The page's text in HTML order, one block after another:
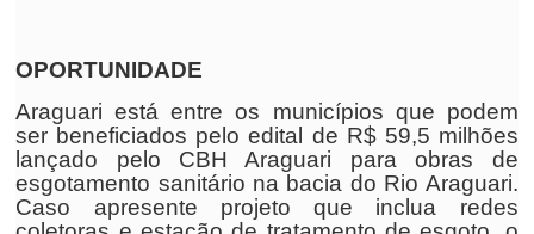
OPORTUNIDADE
Araguari está entre os municípios que podem
ser beneficiados pelo edital de R$ 59,5 milhões
lançado pelo CBH Araguari para obras de
esgotamento sanitário na bacia do Rio Araguari.
Caso apresente projeto que inclua redes